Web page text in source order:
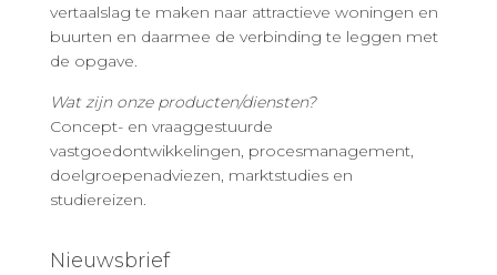
vertaalslag te maken naar attractieve woningen en
buurten en daarmee de verbinding te leggen met
de opgave.
Wat zijn onze producten/diensten?
Concept- en vraaggestuurde
vastgoedontwikkelingen, procesmanagement,
doelgroepenadviezen, marktstudies en
studiereizen.
Nieuwsbrief